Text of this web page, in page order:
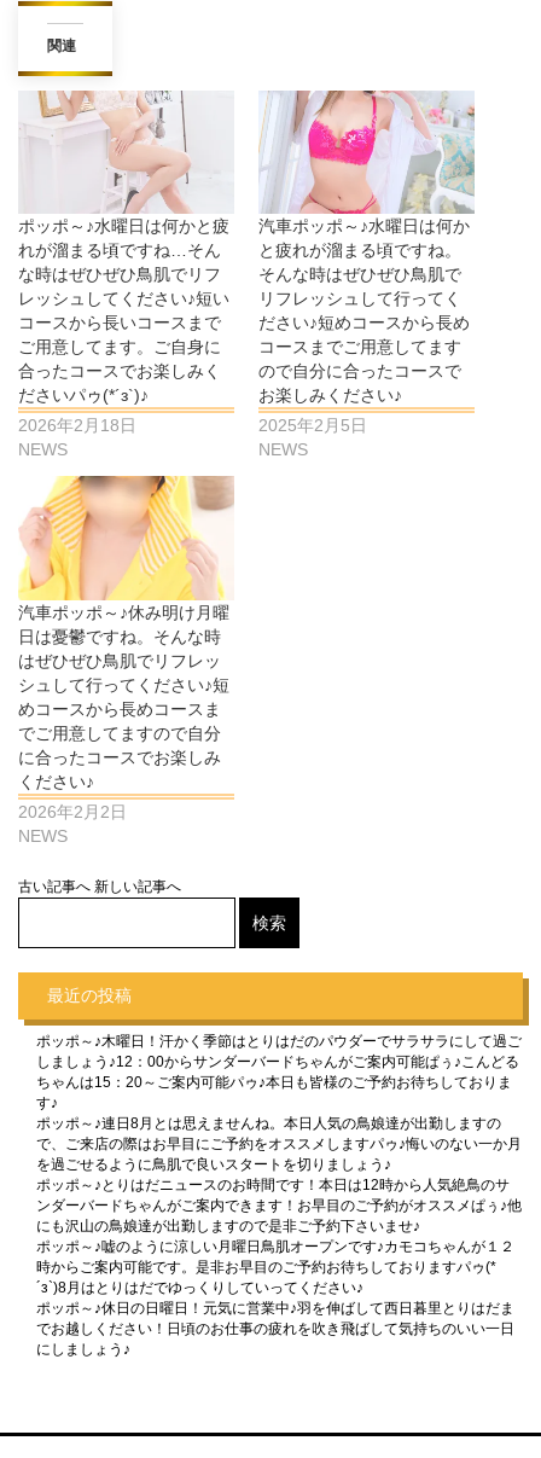
関連
ポッポ～♪水曜日は何かと疲
れが溜まる頃ですね…そん
な時はぜひぜひ鳥肌でリフ
レッシュしてください♪短い
コースから長いコースまで
ご用意してます。ご自身に
合ったコースでお楽しみく
ださいパゥ(*´з`)♪
2026年2月18日
NEWS
汽車ポッポ～♪水曜日は何か
と疲れが溜まる頃ですね。
そんな時はぜひぜひ鳥肌で
リフレッシュして行ってく
ださい♪短めコースから長め
コースまでご用意してます
ので自分に合ったコースで
お楽しみください♪
2025年2月5日
NEWS
汽車ポッポ～♪休み明け月曜
日は憂鬱ですね。そんな時
はぜひぜひ鳥肌でリフレッ
シュして行ってください♪短
めコースから長めコースま
でご用意してますので自分
に合ったコースでお楽しみ
ください♪
2026年2月2日
NEWS
古い記事へ 新しい記事へ
最近の投稿
ポッポ～♪木曜日！汗かく季節はとりはだのパウダーでサラサラにして過ご
しましょう♪12：00からサンダーバードちゃんがご案内可能ぱぅ♪こんどる
ちゃんは15：20～ご案内可能パゥ♪本日も皆様のご予約お待ちしておりま
す♪
ポッポ～♪連日8月とは思えませんね。本日人気の鳥娘達が出勤しますの
で、ご来店の際はお早目にご予約をオススメしますパゥ♪悔いのない一か月
を過ごせるように鳥肌で良いスタートを切りましょう♪
ポッポ～♪とりはだニュースのお時間です！本日は12時から人気絶鳥のサ
ンダーバードちゃんがご案内できます！お早目のご予約がオススメぱぅ♪他
にも沢山の鳥娘達が出勤しますので是非ご予約下さいませ♪
ポッポ～♪嘘のように涼しい月曜日鳥肌オープンです♪カモコちゃんが１２
時からご案内可能です。是非お早目のご予約お待ちしておりますパゥ(*
´з`)8月はとりはだでゆっくりしていってください♪
ポッポ～♪休日の日曜日！元気に営業中♪羽を伸ばして西日暮里とりはだま
でお越しください！日頃のお仕事の疲れを吹き飛ばして気持ちのいい一日
にしましょう♪